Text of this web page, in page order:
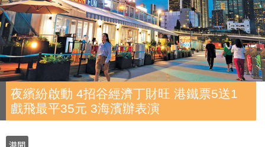
夜繽紛啟動 4招谷經濟丁財旺 港鐵票5送1
戲飛最平35元 3海濱辦表演